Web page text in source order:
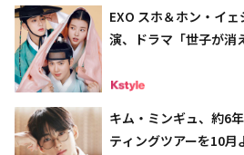
EXO スホ＆ホン・イ
演、ドラマ「世子が消
キム・ミンギュ、約6
ティングツアーを10月